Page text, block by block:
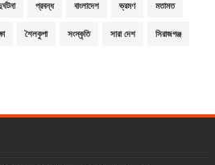
প্রবন্ধ বাংলাদেশ ভ্রমণ মতামত
শৈলকুপা সংস্কৃতি সারা দেশ সিরাজগঞ্জ